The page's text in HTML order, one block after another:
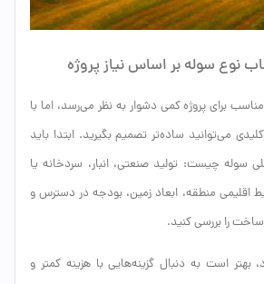
نوع سوله بر اساس نیاز پروژه
برای پروژه کمی دشوار به نظر می‌رسد، اما با
می‌توانید ساده‌تر تصمیم بگیرید. ابتدا باید
سوله چیست: تولید صنعتی، انبار، سردخانه یا
منطقه، ابعاد زمین، بودجه در دسترس و
را بررسی کنید.
است به دنبال گزینه‌هایی با هزینه کمتر و